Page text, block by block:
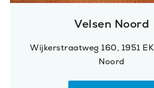
Velsen Noord
Wijkerstraatweg 160, 1951
Noord